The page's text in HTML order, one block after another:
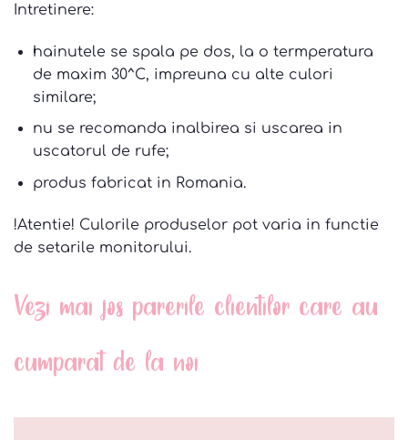
Intretinere:
hainutele se spala pe dos, la o termperatura
de maxim 30^C, impreuna cu alte culori
similare;
nu se recomanda inalbirea si uscarea in
uscatorul de rufe;
produs fabricat in Romania.
!Atentie! Culorile produselor pot varia in functie
de setarile monitorului.
Vezi mai jos parerile clientilor care au
cumparat de la noi